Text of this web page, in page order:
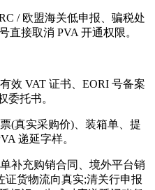
/ 欧盟海关低申报、骗税处
直接取消 PVA 开通权限。
VAT 证书、EORI 号备案
委托书。
真实采购价)、装箱单、提
递延字样。
充购销合同、境外平台销
货物流向真实;清关行申报